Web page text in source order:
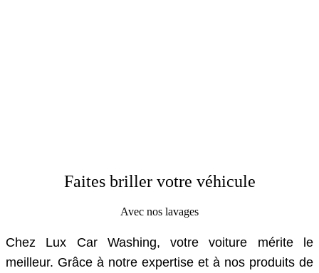
Faites briller votre véhicule
Avec nos lavages
Chez Lux Car Washing, votre voiture mérite le
meilleur. Grâce à notre expertise et à nos produits de